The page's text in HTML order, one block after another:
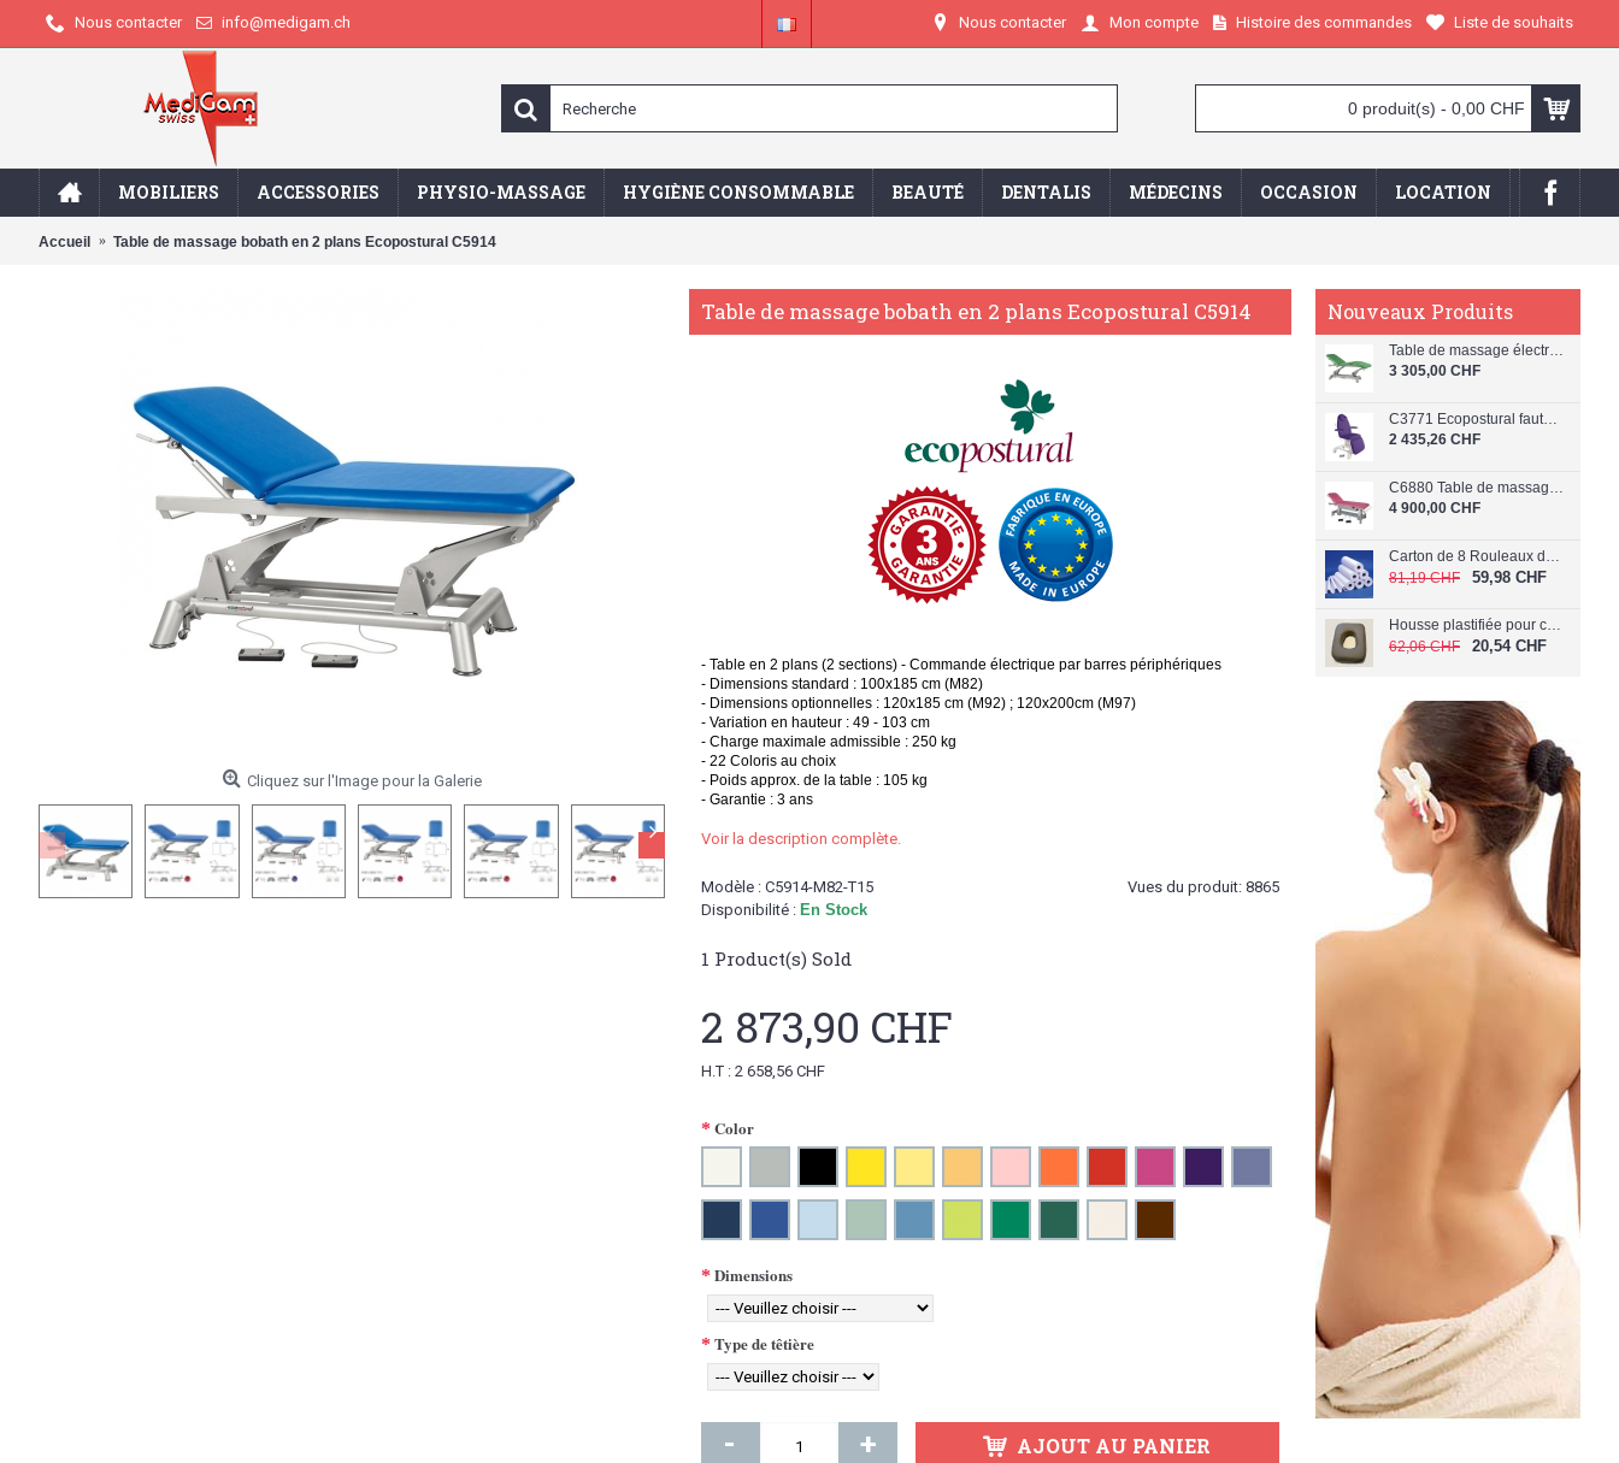
Nous contacter info@medigam.ch Nous contacter Mon compte Histoire des commandes Liste de souhaits
0 produit(s) - 0,00 CHF
MOBILIERS ACCESSORIES PHYSIO-MASSAGE HYGIÈNE CONSOMMABLE BEAUTÉ DENTALIS MÉDECINS OCCASION LOCATION
Accueil Table de massage bobath en 2 plans Ecopostural C5914
Nouveaux Produits
Table de massage électrique en 3 plans Ecopostural C5926
3 305,00 CHF
C3771 Ecopostural fauteuil beauty
2 435,26 CHF
C6880 Table de massage électrique en 2 plans Ecopostural
4 900,00 CHF
Carton de 8 Rouleaux de papier Extra Doux 60 cm (Largeur 60 cm)
81,19 CHF
59,98 CHF
Housse plastifiée pour coussin de visage C-040/PL
62,06 CHF
20,54 CHF
Cliquez sur l'Image pour la Galerie
Table de massage bobath en 2 plans Ecopostural C5914
- Table en 2 plans (2 sections) - Commande électrique par barres périphériques
- Dimensions standard : 100x185 cm (M82)
- Dimensions optionnelles : 120x185 cm (M92) ; 120x200cm (M97)
- Variation en hauteur : 49 - 103 cm
- Charge maximale admissible : 250 kg
- 22 Coloris au choix
- Poids approx. de la table : 105 kg
- Garantie : 3 ans
Voir la description complète.
Vues du produit: 8865
Modèle : C5914-M82-T15
Disponibilité : En Stock
1 Product(s) Sold
2 873,90 CHF
H.T : 2 658,56 CHF
Color
Dimensions
Type de têtière
- + AJOUT AU PANIER